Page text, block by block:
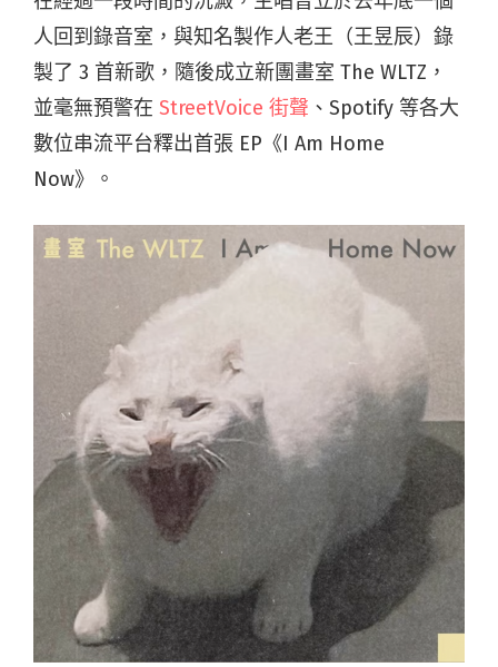
人回到錄音室，與知名製作人老王（王昱辰）錄
製了 3 首新歌，隨後成立新團畫室 The WLTZ，
並毫無預警在 StreetVoice 街聲 、Spotify 等各大
數位串流平台釋出首張 EP《I Am Home
Now》。